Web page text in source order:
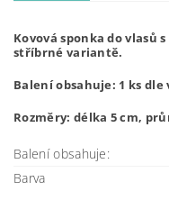
Kovová sponka do vlasů
stříbrné variantě.
Balení obsahuje: 1 ks
Rozměry: délka 5 cm,
Balení obsahuje:
Barva